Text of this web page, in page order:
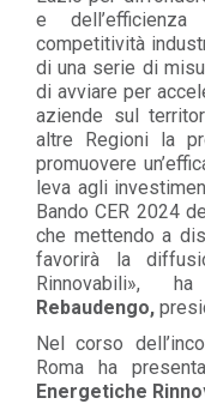
e
competitività
di una serie di
di avviare per
aziende sul
altre Regioni la
promuovere
leva agli
Bando CER 2024
che mettendo a
favorirà la
Rinnovabili»,
Rebaudengo,
Nel corso
Roma ha
Energetiche